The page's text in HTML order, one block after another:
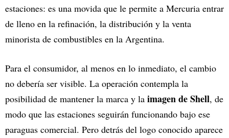
estaciones: es una movida que le permite a Mercuria entrar
de lleno en la refinación, la distribución y la venta
minorista de combustibles en la Argentina.
Para el consumidor, al menos en lo inmediato, el cambio
no debería ser visible. La operación contempla la
posibilidad de mantener la marca y la imagen de Shell, de
modo que las estaciones seguirán funcionando bajo ese
paraguas comercial. Pero detrás del logo conocido aparece